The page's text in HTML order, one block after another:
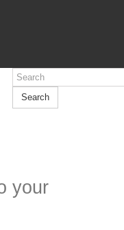
Search
your